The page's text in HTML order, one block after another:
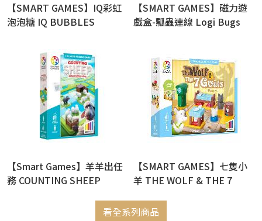
【SMART GAMES】IQ彩虹
泡泡糖 IQ BUBBLES
【SMART GAMES】磁力遊
戲盒-瓢蟲連線 Logi Bugs
【Smart Games】羊羊出任
務 COUNTING SHEEP
【SMART GAMES】七隻小
羊 THE WOLF & THE 7
看全系列商品